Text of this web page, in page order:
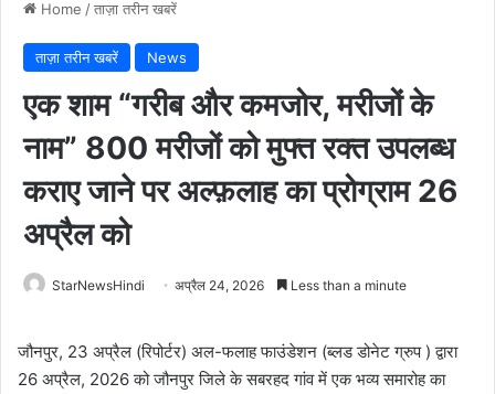
Home /ताज़ा तरीन खबरें
ताज़ा तरीन खबरें News
एक शाम “गरीब और कमजोर, मरीजों के
नाम” 800 मरीजों को मुफ्त रक्त उपलब्ध
कराए जाने पर अल्फ़लाह का प्रोग्राम 26
अप्रैल को
StarNewsHindi अप्रैल 24, 2026 Less than a minute
जौनपुर, 23 अप्रैल (रिपोर्टर) अल-फलाह फाउंडेशन (ब्लड डोनेट ग्रुप ) द्वारा
26 अप्रैल, 2026 को जौनपुर जिले के सबरहद गांव में एक भव्य समारोह का